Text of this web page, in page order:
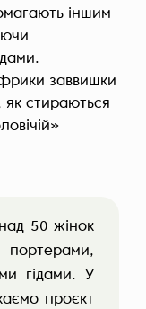
іншим
заввишки
стираються
50 жінок
гідами. У
проєкт